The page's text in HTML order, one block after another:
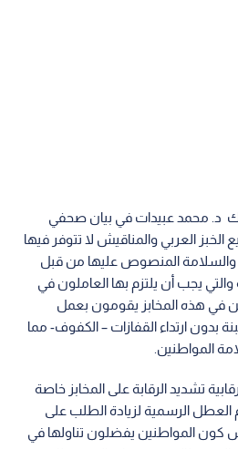
د. محمد عبيدات في بيان صحفي
الخبز العربي والمناقيش لا تتوفر فيها
المنصوص عليها من قبل
والتي يجب أن يلتزم بها العاملون في
في هذه المخابز يقومون بعمل
بدون ارتداء القفازات – الكفوف- مما
المواطنين.
تشديد الرقابة على المخابز خاصة
العطل الرسمية لزيادة الطلب على
كون المواطنين يفضلون تناولها في